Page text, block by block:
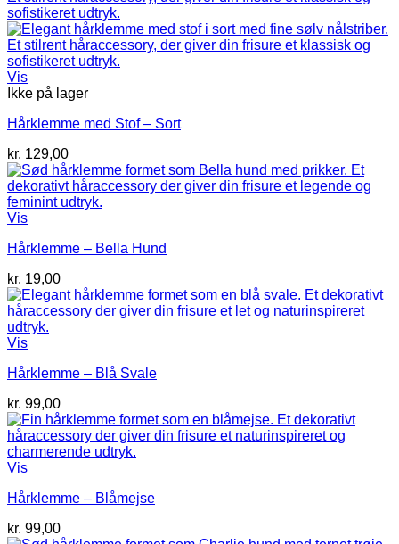
Vis
Ikke på lager
Hårklemme med Stof – Sort
kr. 129,00
Vis
Hårklemme – Bella Hund
kr. 19,00
Vis
Hårklemme – Blå Svale
kr. 99,00
Vis
Hårklemme – Blåmejse
kr. 99,00